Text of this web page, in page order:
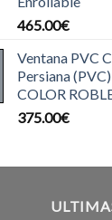
465.00€
Ventana PVC
Persiana
COLOR
375.00€